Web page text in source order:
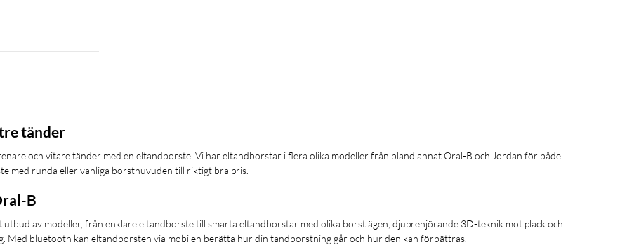
tänder
och vitare tänder med en eltandborste. Vi har eltandborstar i flera olika modeller från bland annat Oral-B och Jordan för både
med runda eller vanliga borsthuvuden till riktigt bra pris.
B
av modeller, från enklare eltandborste till smarta eltandborstar med olika borstlägen, djuprenjörande 3D-teknik mot plack och
Med bluetooth kan eltandborsten via mobilen berätta hur din tandborstning går och hur den kan förbättras.